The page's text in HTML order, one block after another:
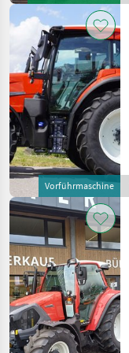
Vorführmaschine